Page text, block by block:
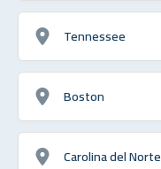
Tennessee
Boston
Carolina del Norte